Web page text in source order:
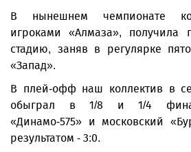
В нынешнем чемпионате
игроками «Алмаза», получила
стадию, заняв в регулярке
«Запад».
В плей-офф наш коллектив в
обыграл в 1/8 и 1/4
«Динамо-575» и московский
результатом - 3:0.